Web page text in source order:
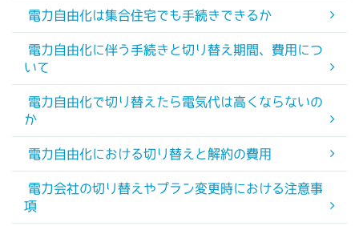
電力自由化は集合住宅でも手続きできるか
電力自由化に伴う手続きと切り替え期間、費用につ
いて
電力自由化で切り替えたら電気代は高くならないの
か
電力自由化における切り替えと解約の費用
電力会社の切り替えやプラン変更時における注意事
項